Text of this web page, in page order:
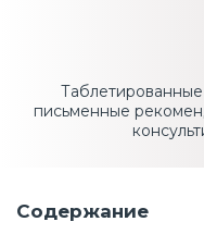
письменные
Содержание